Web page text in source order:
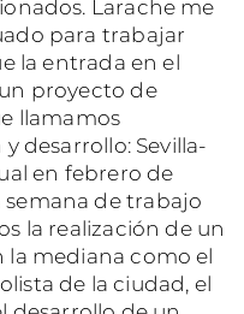
Larache me
para trabajar
la entrada en el
proyecto de
llamamos
desarrollo: Sevilla-
en febrero de
de trabajo
la realización de un
mediana como el
de la ciudad, el